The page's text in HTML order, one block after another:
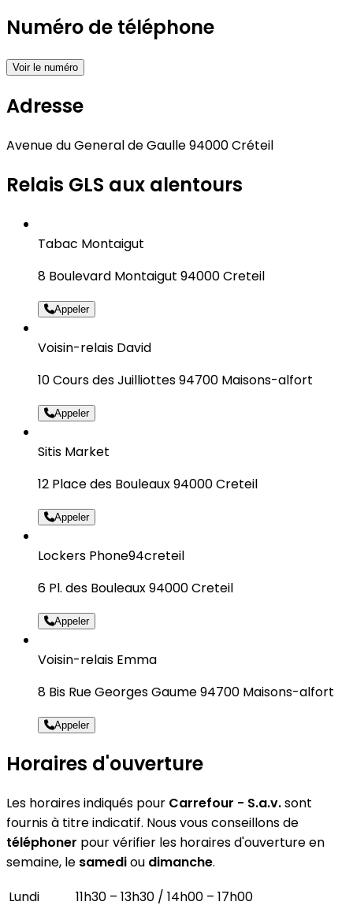
Numéro de téléphone
Voir le numéro
Adresse
Avenue du General de Gaulle 94000 Créteil
Relais GLS aux alentours
Tabac Montaigut
8 Boulevard Montaigut 94000 Creteil
Appeler
Voisin-relais David
10 Cours des Juilliottes 94700 Maisons-alfort
Appeler
Sitis Market
12 Place des Bouleaux 94000 Creteil
Appeler
Lockers Phone94creteil
6 Pl. des Bouleaux 94000 Creteil
Appeler
Voisin-relais Emma
8 Bis Rue Georges Gaume 94700 Maisons-alfort
Appeler
Horaires d'ouverture
Les horaires indiqués pour Carrefour - S.a.v.sont
fournis à titre indicatif. Nous vous conseillons de
téléphoner pour vérifier les horaires d'ouverture en
semaine, le samediou dimanche.
Lundi
11h30 – 13h30 / 14h00 – 17h00